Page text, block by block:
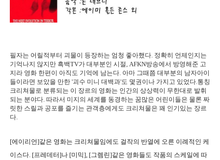
필자는 어릴적부터 괴물이 등장하는 엄청 좋아했다. 정확히 언제인지는
기억나지 않지만 흑백TV가 대부분인 시절, AFKN방송에서 방영해준 고
지라 영화 한편이 아직도 기억에 남는다. 아마 그때쯤 대부분의 남자아이
들이라면 보았을 만한 '괴수 미니 대백과'도 몇권이나 가지고 있었다.통칭
크리쳐물로 분류되는 이 장르의 영화는 인간의 상상력이 무한대로 발휘
되는 분야다. 따라서 미지의 세계를 동경하는 꿈많은 어린이들은 물론 짜
릿한 스릴과 공포를 즐기는 관객층에게도 크리쳐물은 꽤 인기있는 장르
다.
[에이리언]같은 영화는 크리쳐물임에도 걸작의 반열에 오른 이례적인 케
이스다. [프레데터]나 [미믹], [그렘린]같은 영화들도 작품의 스케일에 따